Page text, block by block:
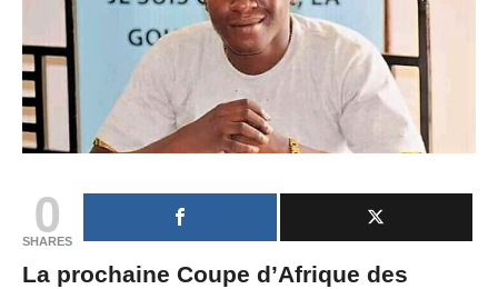
0
SHARES
La prochaine Coupe d’Afrique des